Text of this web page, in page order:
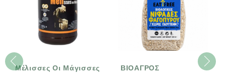
Μέλισσες Οι Μάγισσες ΒΙΟΑΓΡΟΣ